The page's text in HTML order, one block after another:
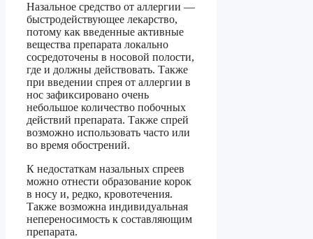
Назальное средство от аллергии —
быстродействующее лекарство,
потому как введенные активные
вещества препарата локально
сосредоточены в носовой полости,
где и должны действовать. Также
при введении спрея от аллергии в
нос зафиксировано очень
небольшое количество побочных
действий препарата. Также спрей
возможно использовать часто или
во время обострений.
К недостаткам назальных спреев
можно отнести образование корок
в носу и, редко, кровотечения.
Также возможна индивидуальная
непереносимость к составляющим
препарата.